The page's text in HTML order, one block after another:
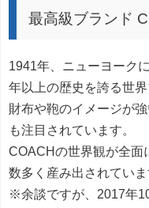
最高級ブランド
1941年、ニューヨーク
年以上の歴史を誇る世界
財布や鞄のイメージが
も注目されています。
COACHの世界観が全面
数多く産み出されていま
※余談ですが、2017年